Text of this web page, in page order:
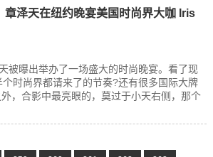
章泽天在纽约晚宴美国时尚界大咖 Iris
被曝出举办了一场盛大的时尚晚宴。看了现
时尚界都请来了的节奏?还有很多国际大牌
，合影中最亮眼的，莫过于小天右侧，那个